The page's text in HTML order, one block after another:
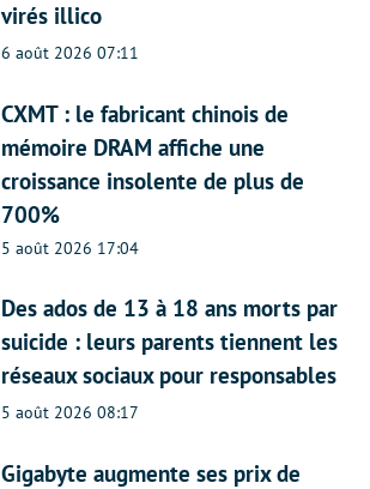
virés illico
6 août 2026 07:11
CXMT : le fabricant chinois de
mémoire DRAM affiche une
croissance insolente de plus de
700%
5 août 2026 17:04
Des ados de 13 à 18 ans morts par
suicide : leurs parents tiennent les
réseaux sociaux pour responsables
5 août 2026 08:17
Gigabyte augmente ses prix de